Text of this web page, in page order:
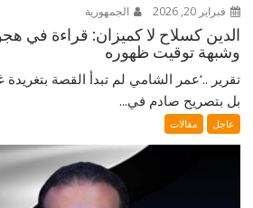
فبراير 20, 2026 الجمهورية
الدين كسلاح لا كميزان: قراءة في
وشبهة توقيت ظهوره
تقرير ..‘عمر الشامي لم تبدأ القصة بتغريدة
بل بتصريح صادم في...
عاجل مقالات